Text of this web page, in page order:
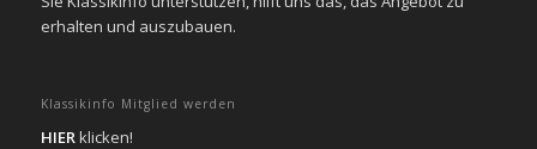
erhalten und auszubauen.
Klassikinfo Mitglied werden
HIER klicken!